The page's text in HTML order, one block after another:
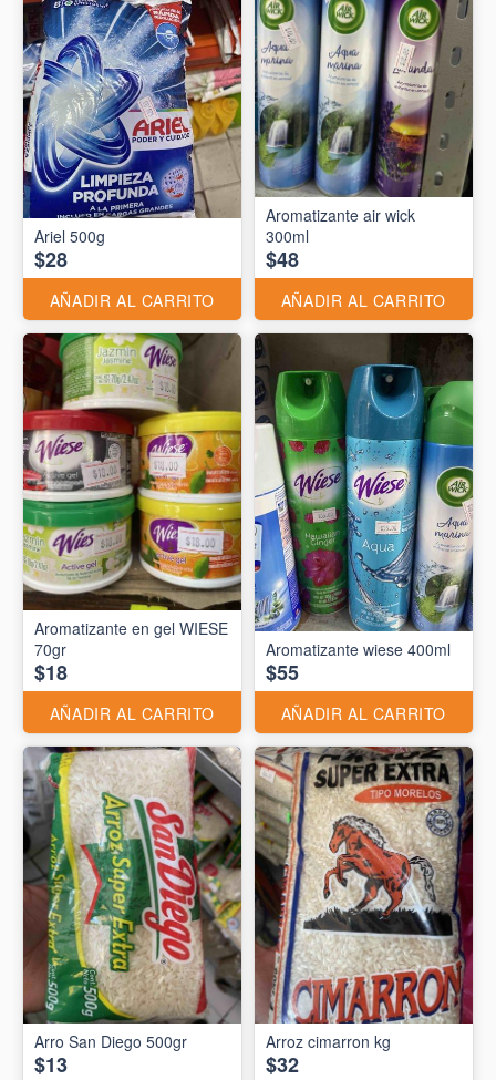
Ariel 500g
$28
AÑADIR AL CARRITO
Aromatizante air wick
300ml
$48
AÑADIR AL CARRITO
Aromatizante en gel WIESE
70gr
$18
AÑADIR AL CARRITO
Aromatizante wiese 400ml
$55
AÑADIR AL CARRITO
Arro San Diego 500gr
$13
Arroz cimarron kg
$32